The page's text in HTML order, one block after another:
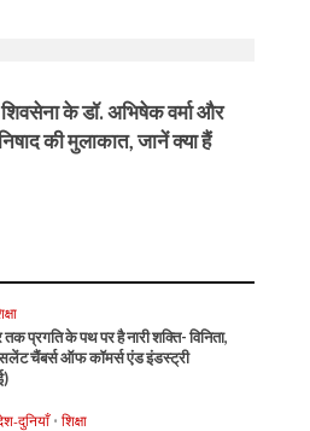
के डॉ. अभिषेक वर्मा और
की मुलाकात, जानें क्या हैं
तक प्रगति के पथ पर है नारी शक्ति- विनिता,
चैंबर्स ऑफ कॉमर्स एंड इंडस्ट्री
दुनियाँ • शिक्षा